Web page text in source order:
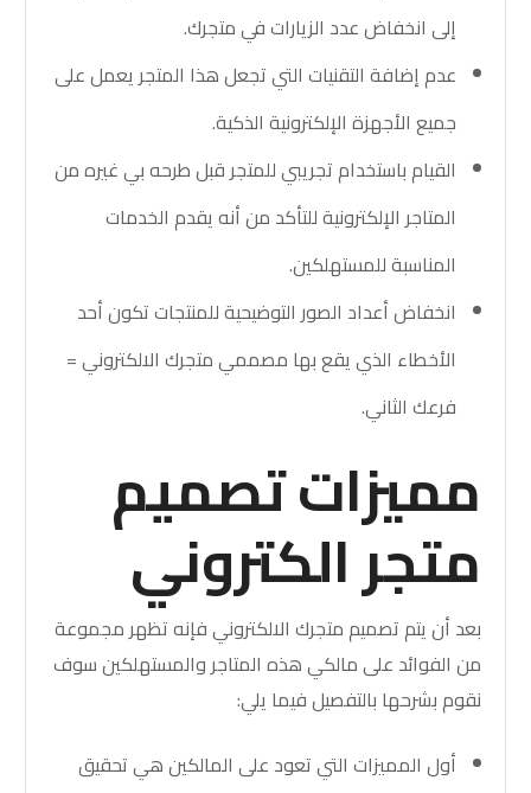
إلى انخفاض عدد الزيارات في متجرك.
عدم إضافة التقنيات التي تجعل هذا المتجر يعمل على
جميع الأجهزة الإلكترونية الذكية.
القيام باستخدام تجريبي للمتجر قبل طرحه بي غيره من
المتاجر الإلكترونية للتأكد من أنه يقدم الخدمات
المناسبة للمستهلكين.
انخفاض أعداد الصور التوضيحية للمنتجات تكون أحد
الأخطاء الذي يقع بها مصممي متجرك الالكتروني =
فرعك الثاني.
مميزات تصميم
متجر الكتروني
بعد أن يتم تصميم متجرك الالكتروني فإنه تظهر مجموعة
من الفوائد على مالكي هذه المتاجر والمستهلكين سوف
نقوم بشرحها بالتفصيل فيما يلي:
أول المميزات التي تعود على المالكين هي تحقيق